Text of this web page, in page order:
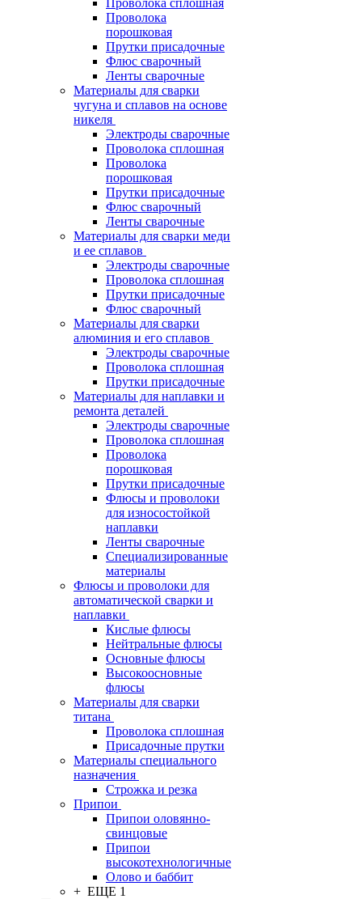
Проволока сплошная
Проволока
порошковая
Прутки присадочные
Флюс сварочный
Ленты сварочные
Материалы для сварки
чугуна и сплавов на основе
никеля
Электроды сварочные
Проволока сплошная
Проволока
порошковая
Прутки присадочные
Флюс сварочный
Ленты сварочные
Материалы для сварки меди
и ее сплавов
Электроды сварочные
Проволока сплошная
Прутки присадочные
Флюс сварочный
Материалы для сварки
алюминия и его сплавов
Электроды сварочные
Проволока сплошная
Прутки присадочные
Материалы для наплавки и
ремонта деталей
Электроды сварочные
Проволока сплошная
Проволока
порошковая
Прутки присадочные
Флюсы и проволоки
для износостойкой
наплавки
Ленты сварочные
Специализированные
материалы
Флюсы и проволоки для
автоматической сварки и
наплавки
Кислые флюсы
Нейтральные флюсы
Основные флюсы
Высокоосновные
флюсы
Материалы для сварки
титана
Проволока сплошная
Присадочные прутки
Материалы специального
назначения
Строжка и резка
Припои
Припои оловянно-
свинцовые
Припои
высокотехнологичные
Олово и баббит
+ ЕЩЕ 1